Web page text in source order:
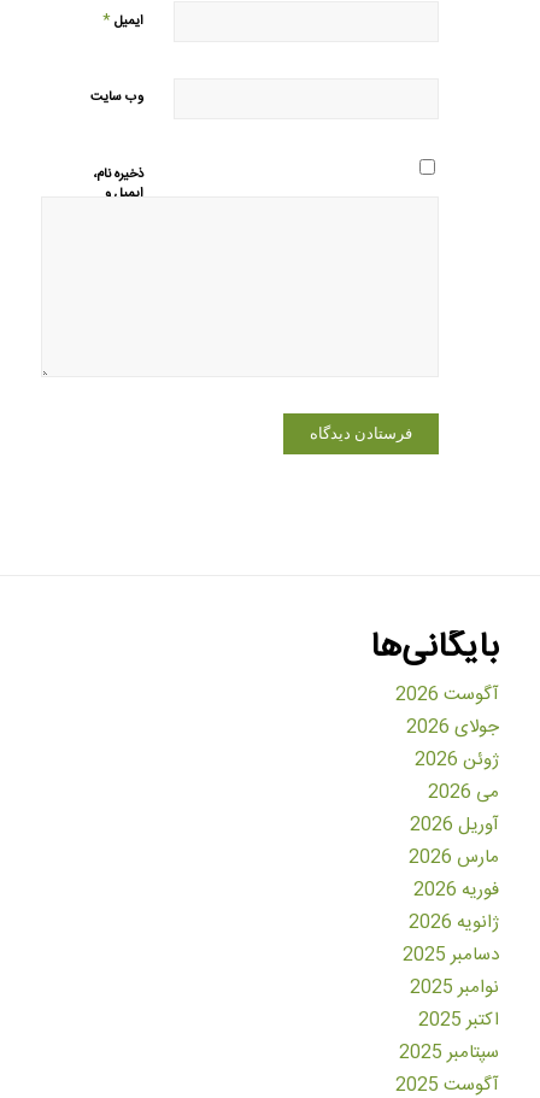
ایمیل*
وب‌ سایت
ذخیره نام،
ایمیل و
بایگانی‌ها
آگوست 2026
جولای 2026
ژوئن 2026
می 2026
آوریل 2026
مارس 2026
فوریه 2026
ژانویه 2026
دسامبر 2025
نوامبر 2025
اکتبر 2025
سپتامبر 2025
آگوست 2025